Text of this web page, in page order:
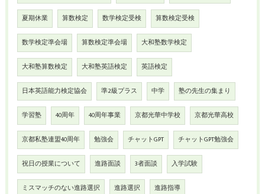
夏期休業 算数検定 数学検定受検 算数検定受検
数学検定準会場 算数検定準会場 大和塾数学検定
大和塾算数検定 大和塾英語検定 英語検定
日本英語能力検定協会 準2級プラス 中学 塾の先生の集まり
学習塾 40周年 40周年事業 京都光華中学校 京都光華高校
京都私塾連盟40周年 勉強会 チャットGPT チャットGPT勉強会
祝日の授業について 進路面談 3者面談 入学試験
ミスマッチのない進路選択 進路選択 進路指導